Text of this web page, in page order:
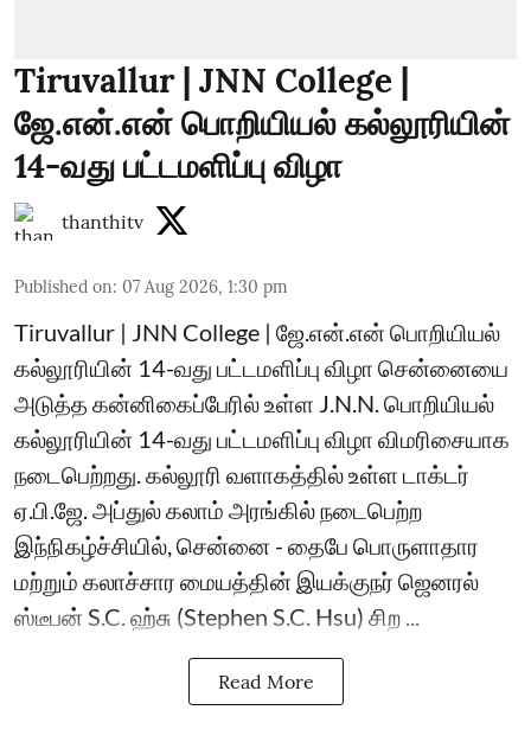
Tiruvallur | JNN College |
ஜே.என்.என் பொறியியல் கல்லூரியின்
14-வது பட்டமளிப்பு விழா
thanthitv
Published on: 07 Aug 2026, 1:30 pm
Tiruvallur | JNN College | ஜே.என்.என் பொறியியல்
கல்லூரியின் 14-வது பட்டமளிப்பு விழா சென்னையை
அடுத்த கன்னிகைப்பேரில் உள்ள J.N.N. பொறியியல்
கல்லூரியின் 14-வது பட்டமளிப்பு விழா விமரிசையாக
நடைபெற்றது. கல்லூரி வளாகத்தில் உள்ள டாக்டர்
ஏ.பி.ஜே. அப்துல் கலாம் அரங்கில் நடைபெற்ற
இந்நிகழ்ச்சியில், சென்னை - தைபே பொருளாதார
மற்றும் கலாச்சார மையத்தின் இயக்குநர் ஜெனரல்
ஸ்டீபன் S.C. ஹ்சு (Stephen S.C. Hsu) சிற ...
Read More